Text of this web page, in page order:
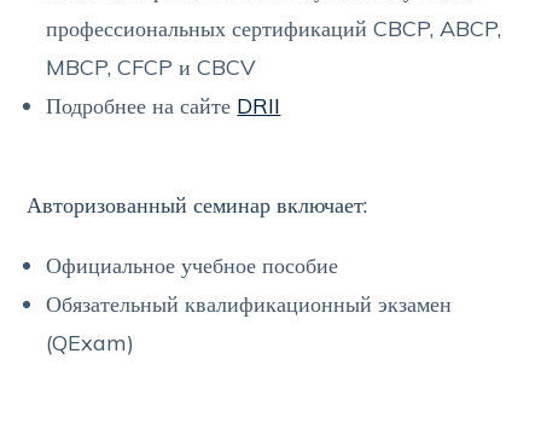
профессиональных сертификаций CBCP, ABCP,
MBCP, CFCP и CBCV
Подробнее на сайте DRII
Авторизованный семинар включает:
Официальное учебное пособие
Обязательный квалификационный экзамен
(QExam)